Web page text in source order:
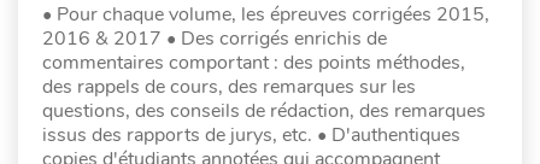
• Pour chaque volume, les épreuves corrigées 2015,
2016 & 2017 • Des corrigés enrichis de
commentaires comportant : des points méthodes,
des rappels de cours, des remarques sur les
questions, des conseils de rédaction, des remarques
issus des rapports de jurys, etc. • D'authentiques